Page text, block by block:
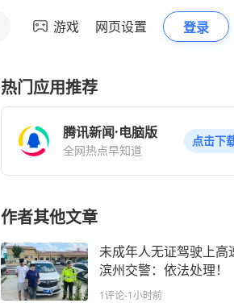
游戏 网页设置 登录
热门应用推荐
腾讯新闻·电脑版
全网热点早知道
点击下
作者其他文章
未成年人无证驾驶上高
滨州交警：依法处理！
1评论-1小时前